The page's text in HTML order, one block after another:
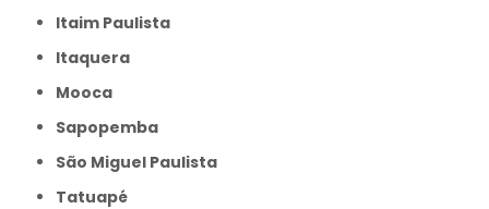
Itaim Paulista
Itaquera
Mooca
Sapopemba
São Miguel Paulista
Tatuapé